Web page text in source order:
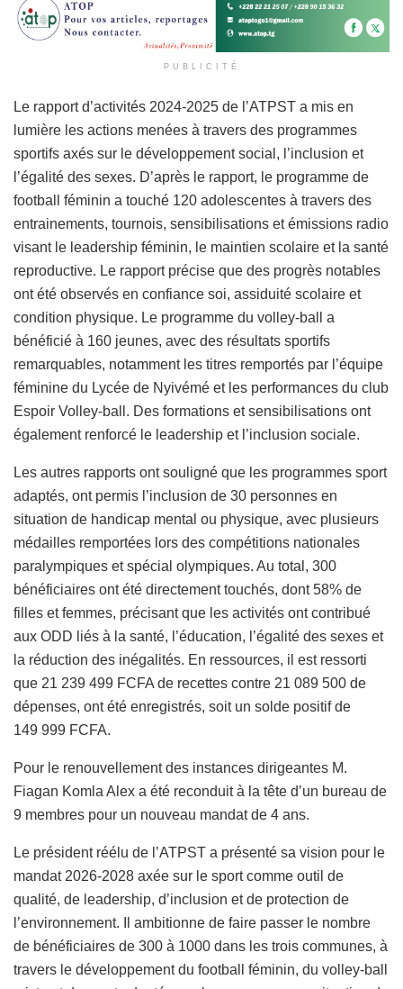
PUBLICITÉ
Le rapport d’activités 2024-2025 de l’ATPST a mis en
lumière les actions menées à travers des programmes
sportifs axés sur le développement social, l’inclusion et
l’égalité des sexes. D’après le rapport, le programme de
football féminin a touché 120 adolescentes à travers des
entrainements, tournois, sensibilisations et émissions radio
visant le leadership féminin, le maintien scolaire et la santé
reproductive. Le rapport précise que des progrès notables
ont été observés en confiance soi, assiduité scolaire et
condition physique. Le programme du volley-ball a
bénéficié à 160 jeunes, avec des résultats sportifs
remarquables, notamment les titres remportés par l’équipe
féminine du Lycée de Nyivémé et les performances du club
Espoir Volley-ball. Des formations et sensibilisations ont
également renforcé le leadership et l’inclusion sociale.
Les autres rapports ont souligné que les programmes sport
adaptés, ont permis l’inclusion de 30 personnes en
situation de handicap mental ou physique, avec plusieurs
médailles remportées lors des compétitions nationales
paralympiques et spécial olympiques. Au total, 300
bénéficiaires ont été directement touchés, dont 58% de
filles et femmes, précisant que les activités ont contribué
aux ODD liés à la santé, l’éducation, l’égalité des sexes et
la réduction des inégalités. En ressources, il est ressorti
que 21 239 499 FCFA de recettes contre 21 089 500 de
dépenses, ont été enregistrés, soit un solde positif de
149 999 FCFA.
Pour le renouvellement des instances dirigeantes M.
Fiagan Komla Alex a été reconduit à la tête d’un bureau de
9 membres pour un nouveau mandat de 4 ans.
Le président réélu de l’ATPST a présenté sa vision pour le
mandat 2026-2028 axée sur le sport comme outil de
qualité, de leadership, d’inclusion et de protection de
l’environnement. Il ambitionne de faire passer le nombre
de bénéficiaires de 300 à 1000 dans les trois communes, à
travers le développement du football féminin, du volley-ball